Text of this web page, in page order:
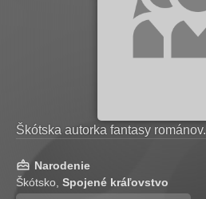
Škótska autorka fantasy románov.
Narodenie
Škótsko, Spojené kráľovstvo